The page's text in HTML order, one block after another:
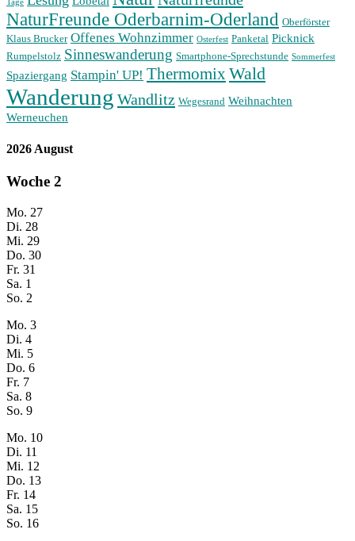
Tage
NaturFreunde Oderbarnim-Oderland Oberförster
Klaus Brucker Offenes Wohnzimmer Osterfest Panketal Picknick
Rumpelstolz Sinneswanderung Smartphone-Sprechstunde Sommerfest
Spaziergang Stampin' UP! ThermomixWald
Wanderung Wandlitz Wegesrand Weihnachten
Werneuchen
2026 August
Woche 2
Mo. 27
Di. 28
Mi. 29
Do. 30
Fr. 31
Sa. 1
So. 2
Mo. 3
Di. 4
Mi. 5
Do. 6
Fr. 7
Sa. 8
So. 9
Mo. 10
Di. 11
Mi. 12
Do. 13
Fr. 14
Sa. 15
So. 16